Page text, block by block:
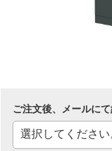
ご注文後、メールに